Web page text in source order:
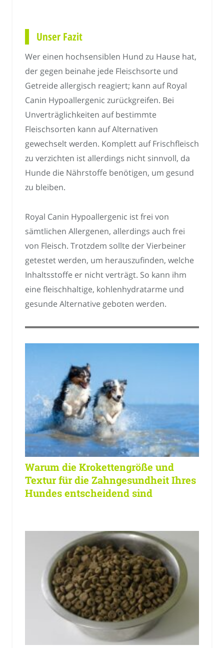
Unser Fazit
Wer einen hochsensiblen Hund zu Hause hat,
der gegen beinahe jede Fleischsorte und
Getreide allergisch reagiert; kann auf Royal
Canin Hypoallergenic zurückgreifen. Bei
Unverträglichkeiten auf bestimmte
Fleischsorten kann auf Alternativen
gewechselt werden. Komplett auf Frischfleisch
zu verzichten ist allerdings nicht sinnvoll, da
Hunde die Nährstoffe benötigen, um gesund
zu bleiben.
Royal Canin Hypoallergenic ist frei von
sämtlichen Allergenen, allerdings auch frei
von Fleisch. Trotzdem sollte der Vierbeiner
getestet werden, um herauszufinden, welche
Inhaltsstoffe er nicht verträgt. So kann ihm
eine fleischhaltige, kohlenhydratarme und
gesunde Alternative geboten werden.
Warum die Krokettengröße und
Textur für die Zahngesundheit Ihres
Hundes entscheidend sind